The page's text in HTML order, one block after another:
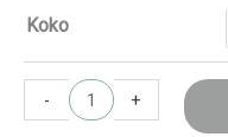
Koko
- +